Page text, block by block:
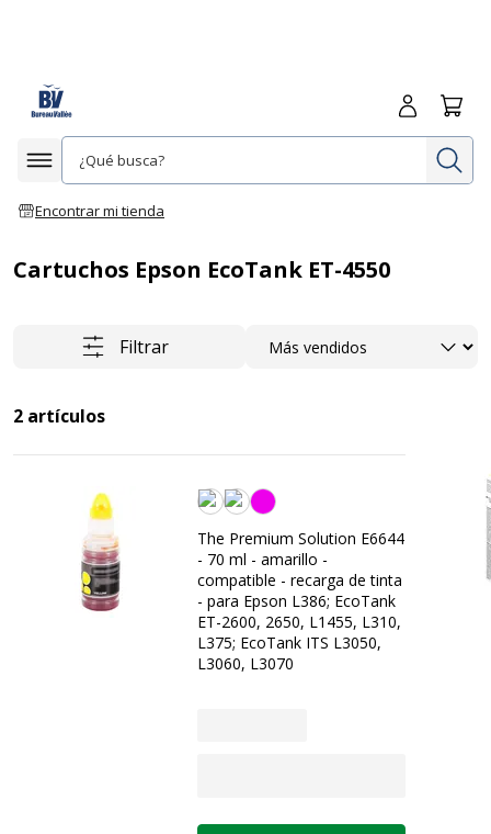
Afficher la navigation
Encontrar mi tienda
Iniciar
Cartuchos Epson EcoTank ET-4550
Filtrar Ordenar
2 artículos
Amarilla
The Premium Solution E6644
- 70 ml - amarillo -
compatible - recarga de tinta
- para Epson L386; EcoTank
ET-2600, 2650, L1455, L310,
L375; EcoTank ITS L3050,
L3060, L3070